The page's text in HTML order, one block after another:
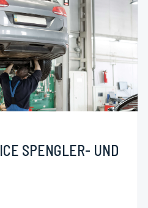
SPENGLER- UND